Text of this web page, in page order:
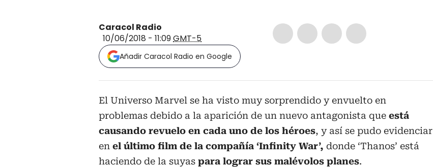
Caracol Radio
10/06/2018 - 11:09GMT-5
Añadir Caracol Radio en Google
El Universo Marvel se ha visto muy sorprendido y envuelto en
problemas debido a la aparición de un nuevo antagonista que está
causando revuelo en cada uno de los héroes, y así se pudo evidenciar
en el último film de la compañía ‘Infinity War’, donde ‘Thanos’ está
haciendo de la suyas para lograr sus malévolos planes.